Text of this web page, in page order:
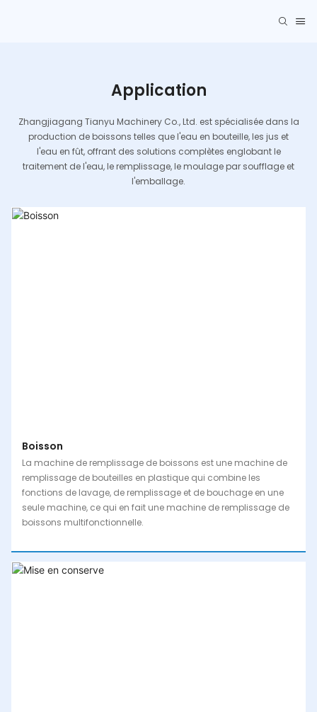
Application
Zhangjiagang Tianyu Machinery Co., Ltd. est spécialisée dans la
production de boissons telles que l'eau en bouteille, les jus et
l'eau en fût, offrant des solutions complètes englobant le
traitement de l'eau, le remplissage, le moulage par soufflage et
l'emballage.
Boisson
La machine de remplissage de boissons est une machine de
remplissage de bouteilles en plastique qui combine les
fonctions de lavage, de remplissage et de bouchage en une
seule machine, ce qui en fait une machine de remplissage de
boissons multifonctionnelle.